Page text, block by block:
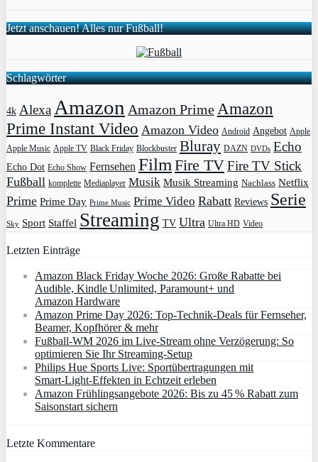
Jetzt anschauen! Alles nur Fußball!
Schlagwörter
4k AlexaAmazon Amazon PrimeAmazon
Prime Instant Video Amazon Video Android Angebot Apple
Apple Music Apple TV Black Friday Blockbuster Bluray DAZN DVDs Echo
Echo Dot Echo Show Fernsehen FilmFire TVFire TV Stick
Fußball komplette Mediaplayer Musik Musik Streaming Nachlass Netflix
Prime Prime Day Prime Music Prime Video Rabatt Reviews Serie
Sky Sport Staffel Streaming TV Ultra Ultra HD Video
Letzten Einträge
Amazon Black Friday Woche 2026: Große Rabatte bei
Audible, Kindle Unlimited, Paramount+ und
Amazon Hardware
Amazon Prime Day 2026: Top-Technik-Deals für Fernseher,
Beamer, Kopfhörer & mehr
Fußball-WM 2026 im Live-Stream ohne Verzögerung: So
optimieren Sie Ihr Streaming-Setup
Philips Hue Sports Live: Sportübertragungen mit
Smart‑Light‑Effekten in Echtzeit erleben
Amazon Frühlingsangebote 2026: Bis zu 45 % Rabatt zum
Saisonstart sichern
Letzte Kommentare